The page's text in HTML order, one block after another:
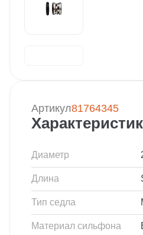
Артикул81764345
Диаметр
Длина
Тип седла
Материал сильфона